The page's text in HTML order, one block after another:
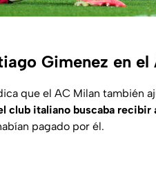
Gimenez en
que el AC Milan también
club italiano buscaba
pagado por él.